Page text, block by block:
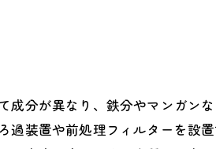
成分が異なり、鉄分やマンガン
過装置や前処理フィルターを設